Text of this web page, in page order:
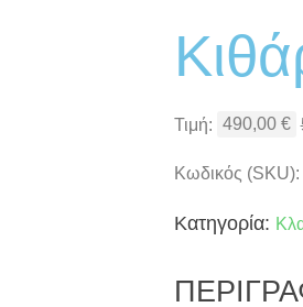
Τιμή: 490,00 €
Κωδικός (SKU):
Κατηγορία: